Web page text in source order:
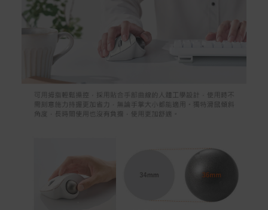
Acer旗下品牌商品除可宅配配送全台各地外，部分商品可
以選擇配送至全台各地服務中心。
在消費者完成訂單付款後兩個工作天內會安排訂單出貨，
非Acer旗下品牌商品依配合廠商規範，可能會有無法配送
您可以於「我的訂單」內查詢訂單出貨狀態 (路徑：我的帳
號 > 我的訂單)。
預購商品依商品頁面上的出貨時間安排，且有可能因實際
生產狀況有延後情況發生。
保固與售後服務